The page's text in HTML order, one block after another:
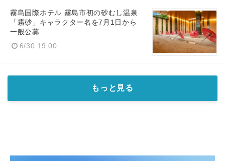
霧島国際ホテル 霧島市初の砂むし温泉
「霧砂」キャラクター名を7月1日から
一般公募
6/30 19:00
もっと見る